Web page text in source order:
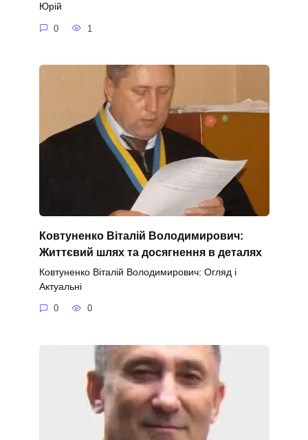
Юрій
0 1
Ковтуненко Віталій Володимирович:
Життєвий шлях та досягнення в деталях
Ковтуненко Віталій Володимирович: Огляд і
Актуальні
0 0